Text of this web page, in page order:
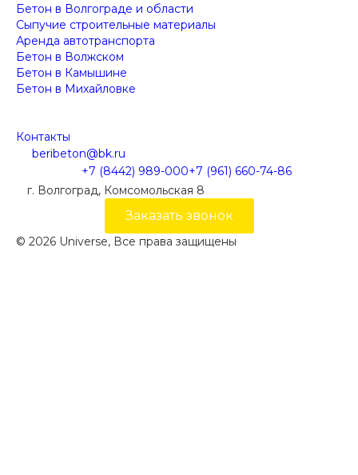
Бетон в Волгограде и области
Сыпучие строительные материалы
Аренда автотранспорта
Бетон в Волжском
Бетон в Камышине
Бетон в Михайловке
Контакты
beribeton@bk.ru
+7 (8442) 989-000+7 (961) 660-74-86
г. Волгоград, Комсомольская 8
Заказать звонок
© 2026 Universe, Все права защищены